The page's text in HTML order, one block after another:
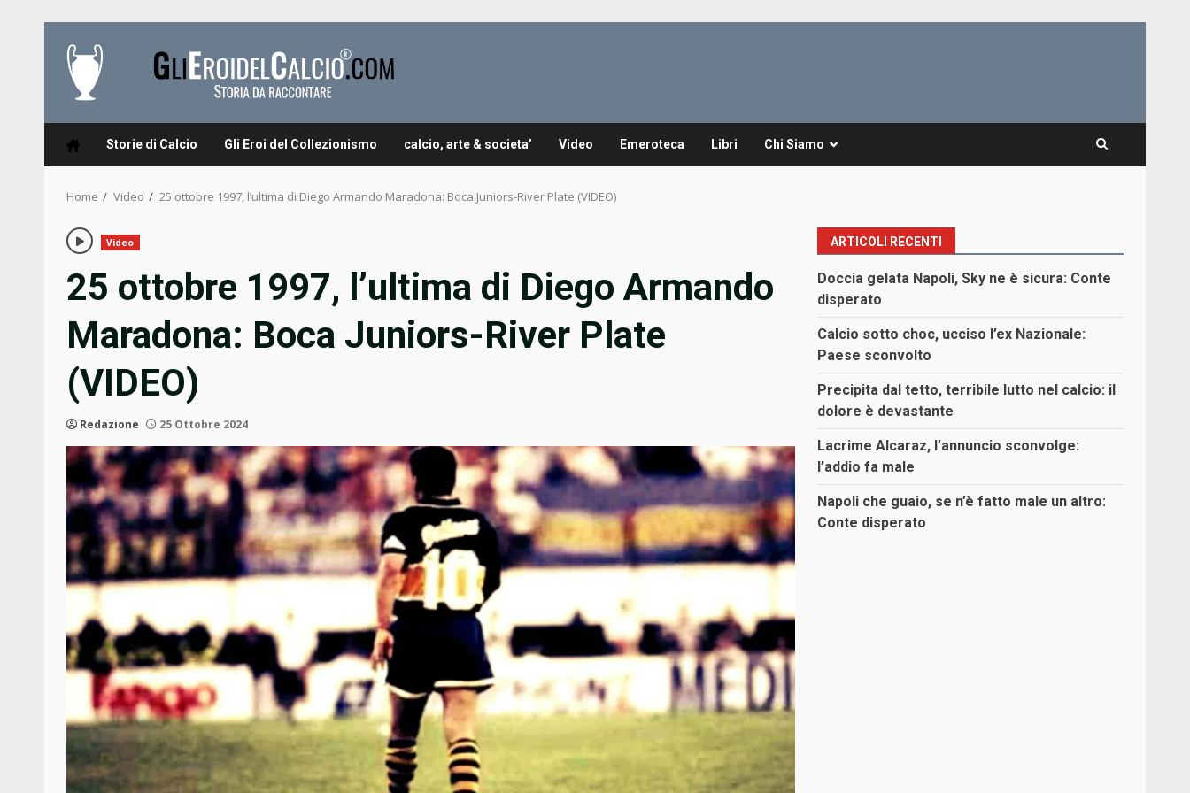
content
Storie di Calcio Gli Eroi del Collezionismo calcio, arte & societa’ Video Emeroteca Libri Chi Siamo
Home Video 25 ottobre 1997, l’ultima di Diego Armando Maradona: Boca Juniors-River Plate (VIDEO)
Video
25 ottobre 1997, l’ultima di Diego Armando
Maradona: Boca Juniors-River Plate
(VIDEO)
Redazione 25 Ottobre 2024
ARTICOLI RECENTI
Doccia gelata Napoli, Sky ne è sicura: Conte
disperato
Calcio sotto choc, ucciso l’ex Nazionale:
Paese sconvolto
Precipita dal tetto, terribile lutto nel calcio: il
dolore è devastante
Lacrime Alcaraz, l’annuncio sconvolge:
l’addio fa male
Napoli che guaio, se n’è fatto male un altro:
Conte disperato